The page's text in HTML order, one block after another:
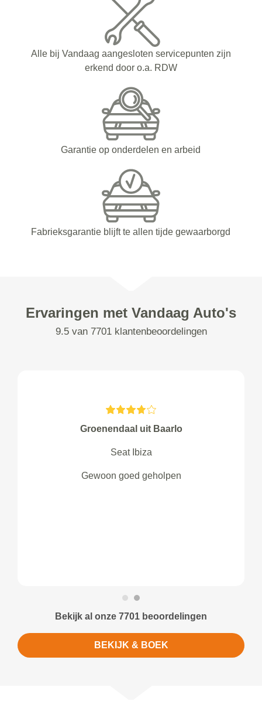
Alle bij Vandaag aangesloten servicepunten zijn
erkend door o.a. RDW
Garantie op onderdelen en arbeid
Fabrieksgarantie blijft te allen tijde gewaarborgd
Ervaringen met Vandaag Auto's
9.5 van 7701 klantenbeoordelingen
Groenendaal uit Baarlo
Seat Ibiza
Gewoon goed geholpen
Bekijk al onze 7701 beoordelingen
BEKIJK & BOEK